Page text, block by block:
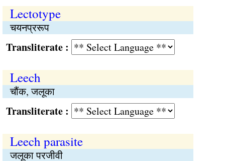
Lectotype
चयनप्ररूप
:
Leech
चौंक, जलूका
:
Leech parasite
जलूका परजीवी